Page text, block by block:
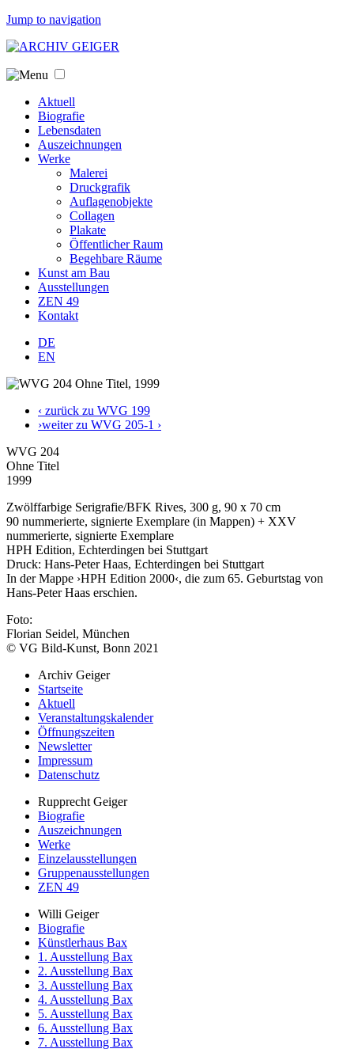
Jump to navigation
Aktuell
Biografie
Lebensdaten
Auszeichnungen
Werke
Malerei
Druckgrafik
Auflagenobjekte
Collagen
Plakate
Öffentlicher Raum
Begehbare Räume
Kunst am Bau
Ausstellungen
ZEN 49
Kontakt
DE
EN
‹ zurück zu WVG 199
›weiter zu WVG 205-1 ›
WVG 204
Ohne Titel
1999
Zwölffarbige Serigrafie/BFK Rives, 300 g, 90 x 70 cm
90 nummerierte, signierte Exemplare (in Mappen) + XXV
nummerierte, signierte Exemplare
HPH Edition, Echterdingen bei Stuttgart
Druck: Hans-Peter Haas, Echterdingen bei Stuttgart
In der Mappe ›HPH Edition 2000‹, die zum 65. Geburtstag von
Hans-Peter Haas erschien.
Foto:
Florian Seidel, München
© VG Bild-Kunst, Bonn 2021
Archiv Geiger
Startseite
Aktuell
Veranstaltungskalender
Öffnungszeiten
Newsletter
Impressum
Datenschutz
Rupprecht Geiger
Biografie
Auszeichnungen
Werke
Einzelausstellungen
Gruppenausstellungen
ZEN 49
Willi Geiger
Biografie
Künstlerhaus Bax
1. Ausstellung Bax
2. Ausstellung Bax
3. Ausstellung Bax
4. Ausstellung Bax
5. Ausstellung Bax
6. Ausstellung Bax
7. Ausstellung Bax